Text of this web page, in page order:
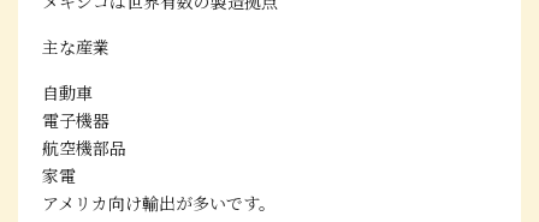
主な産業
自動車
電子機器
航空機部品
家電
アメリカ向け輸出が多いです。